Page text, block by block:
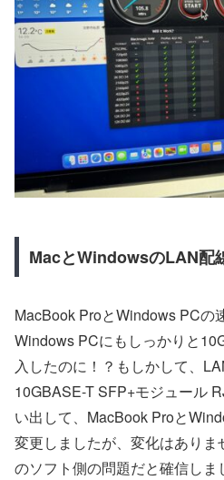
MacとWindowsのLAN配
MacBook ProとWindows PCの
Windows PCにもしっかりと
入したのに！？もしかして、
10GBASE-T SFP+モジュール
い出して、MacBook Proと
変更しましたが、変化はあり
のソフト側の問題だと確信しま